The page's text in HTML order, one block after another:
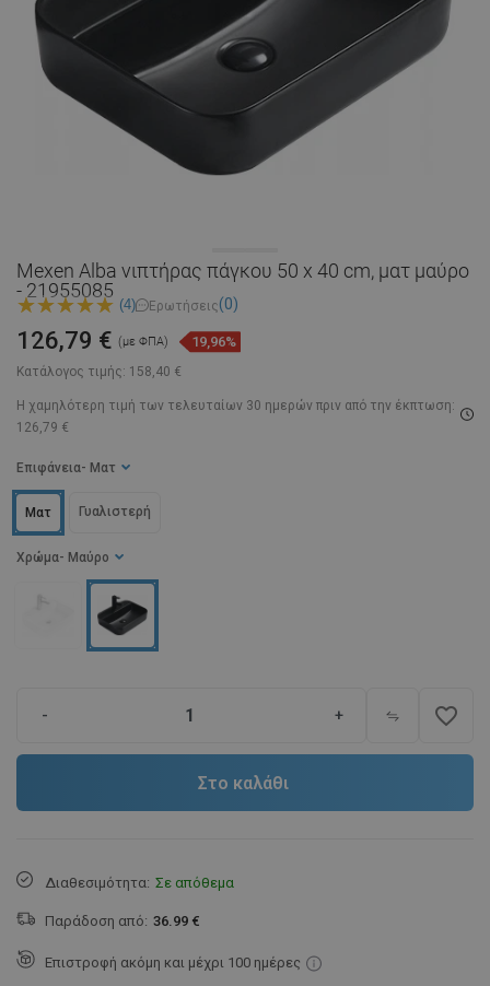
Mexen Alba νιπτήρας πάγκου 50 x 40 cm, ματ μαύρο
- 21955085
(4) Ερωτήσεις(0)
Κατάλογος τιμής: 158,40 €
126,79 € (με ΦΠΑ) 19,96%
Η χαμηλότερη τιμή των τελευταίων 30 ημερών πριν από την έκπτωση:
126,79 €
Χρώμα - Μαύρο
Επιφάνεια - Ματ
Ματ Γυαλιστερή
- + favorite_border
Στο καλάθι
Διαθεσιμότητα: Σε απόθεμα
Παράδοση από: 36.99 €
Επιστροφή ακόμη και μέχρι 100 ημέρες